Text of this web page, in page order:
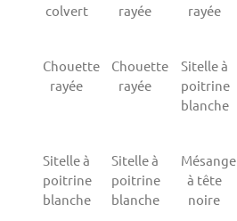
colvert
rayée
rayée
Chouette
rayée
Chouette
rayée
Sitelle à
poitrine
blanche
Sitelle à
poitrine
blanche
Sitelle à
poitrine
blanche
Mésange
à tête
noire